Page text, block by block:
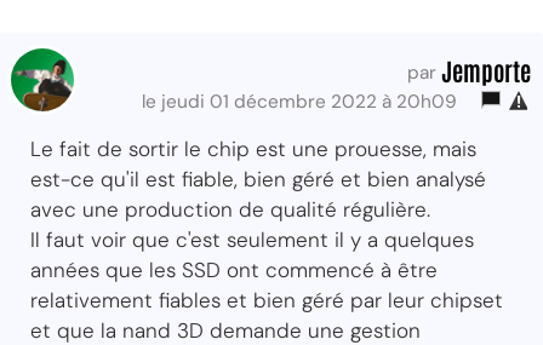
par Jemporte
le jeudi 01 décembre 2022 à 20h09
Le fait de sortir le chip est une prouesse, mais
est-ce qu'il est fiable, bien géré et bien analysé
avec une production de qualité régulière.
Il faut voir que c'est seulement il y a quelques
années que les SSD ont commencé à être
relativement fiables et bien géré par leur chipset
et que la nand 3D demande une gestion